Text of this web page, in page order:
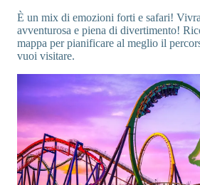
È un mix di emozioni forti e safari!
avventurosa e piena di divertimento!
mappa per pianificare al meglio il
vuoi visitare.